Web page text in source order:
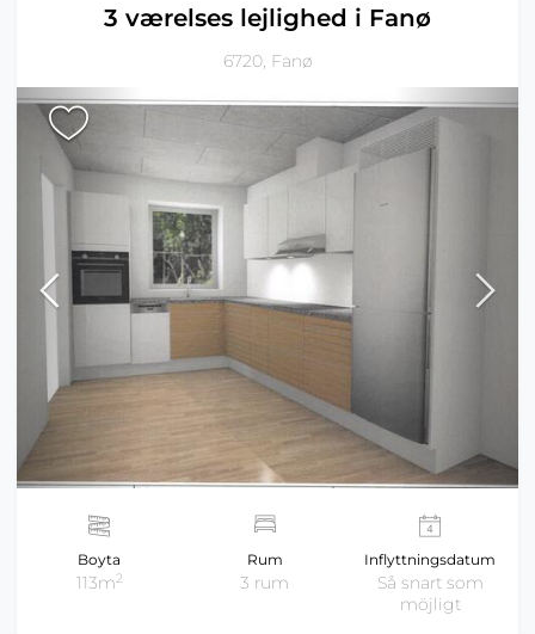
3 værelses lejlighed i Fanø
6720, Fanø
Boyta
113m2
Rum
3 rum
Inflyttningsdatum
Så snart som
möjligt